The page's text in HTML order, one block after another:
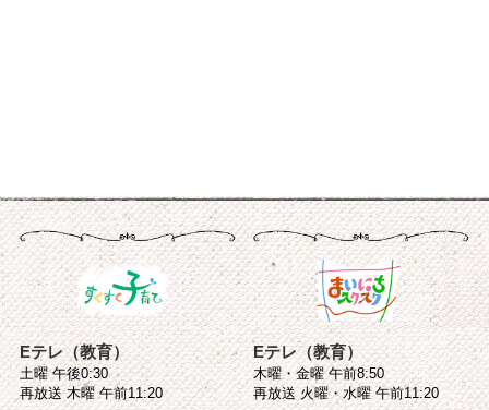
Eテレ（教育）
土曜 午後0:30
再放送 木曜 午前11:20
Eテレ（教育）
木曜・金曜 午前8:50
再放送 火曜・水曜 午前11:20